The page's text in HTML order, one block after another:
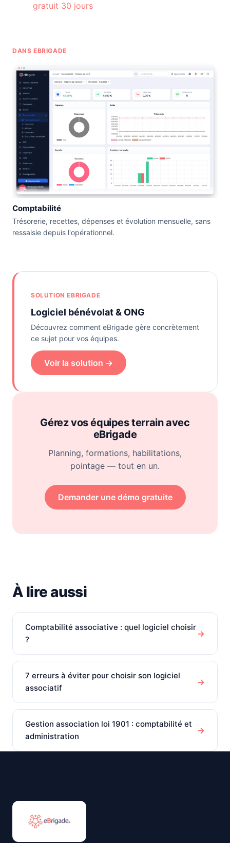
gratuit 30 jours
DANS EBRIGADE
Comptabilité
Trésorerie, recettes, dépenses et évolution mensuelle, sans
ressaisie depuis l'opérationnel.
SOLUTION EBRIGADE
Logiciel bénévolat & ONG
Découvrez comment eBrigade gère concrètement
ce sujet pour vos équipes.
Voir la solution →
Gérez vos équipes terrain avec
eBrigade
Planning, formations, habilitations,
pointage — tout en un.
Demander une démo gratuite
À lire aussi
Comptabilité associative : quel logiciel choisir
?
→
7 erreurs à éviter pour choisir son logiciel
associatif
→
Gestion association loi 1901 : comptabilité et
administration
→